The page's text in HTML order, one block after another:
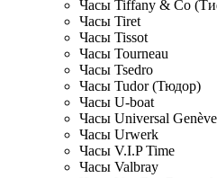
Часы Tiffany & Co
Часы Tiret
Часы Tissot
Часы Tourneau
Часы Tsedro
Часы Tudor (Тюдор)
Часы U-boat
Часы Universal Genève
Часы Urwerk
Часы V.I.P Time
Часы Valbray